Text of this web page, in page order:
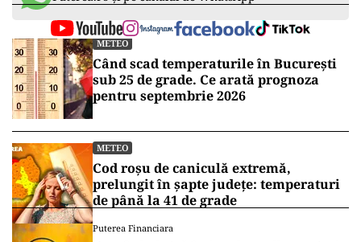
METEO
Când scad temperaturile în București
sub 25 de grade. Ce arată prognoza
pentru septembrie 2026
METEO
Cod roșu de caniculă extremă,
prelungit în șapte județe: temperaturi
de până la 41 de grade
Puterea Financiara